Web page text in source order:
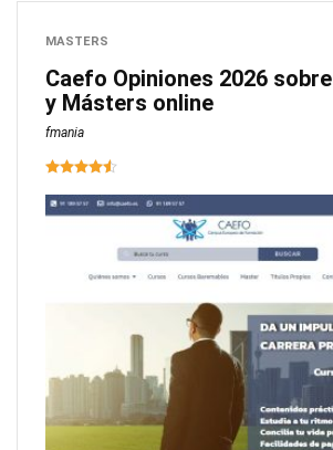
MASTERS
Caefo Opiniones 2026
y Másters online
fmania